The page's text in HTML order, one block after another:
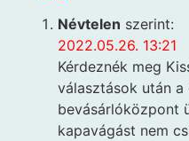
Névtelen szerint:
2022.05.26. 13:21
Kérdeznék meg
választások után a
bevásárlóközpont
kapavágást nem